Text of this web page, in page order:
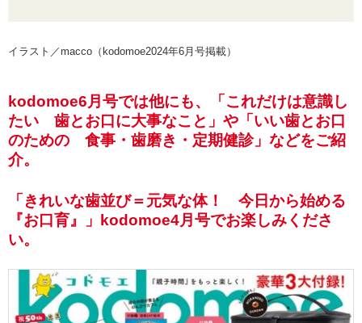
イラスト／macco（kodomoe2024年6月号掲載）
kodomoe6月号では他にも、「これだけは意識し
たい 歯とお口に大事なこと」や「いい歯とお口
のための 食事・歯磨き・定期健診」などをご紹
介。
「きれいな歯並び＝元気な体！ 今日から始める
『お口育』」kodomoe4月号でお楽しみくださ
い。